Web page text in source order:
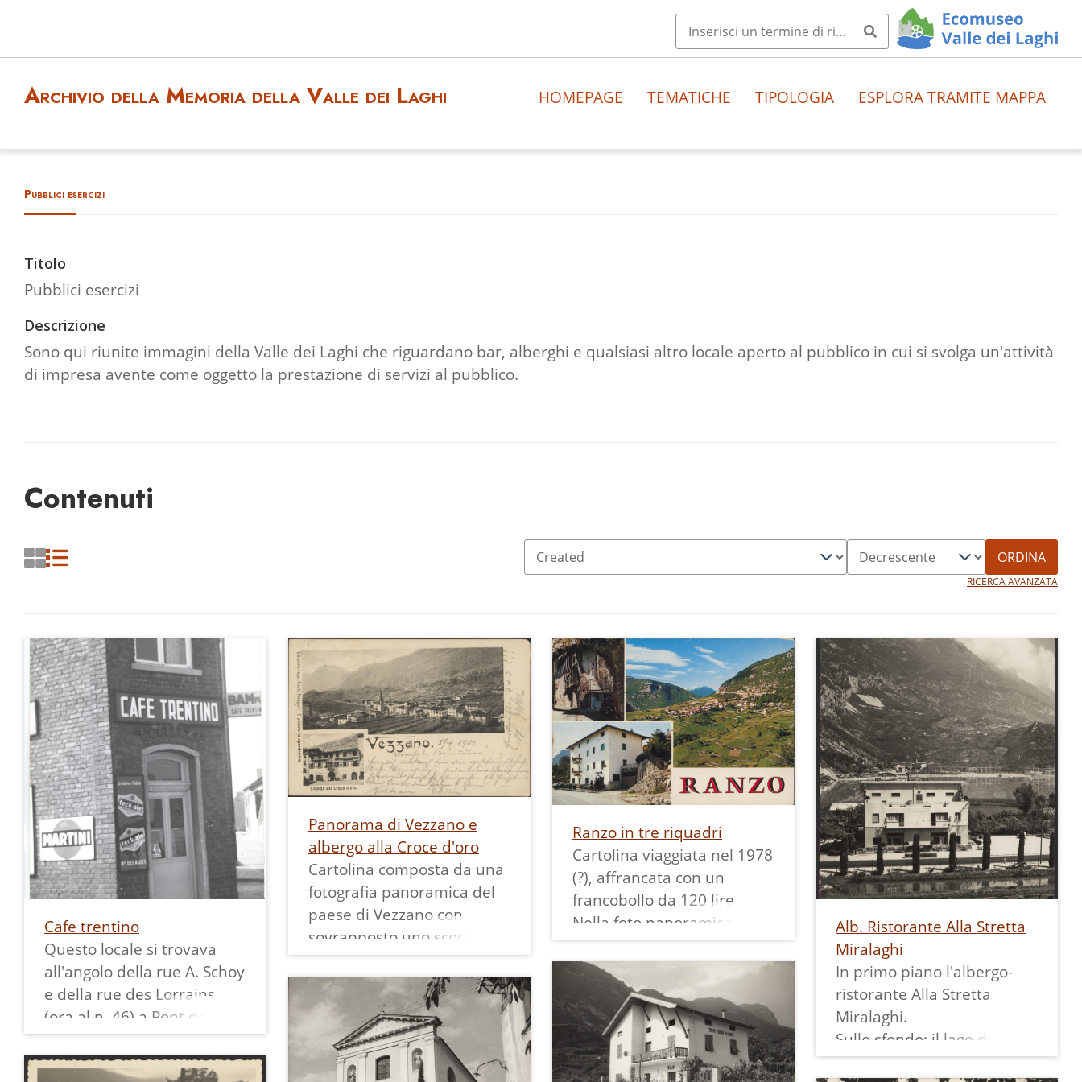
Archivio della Memoria della Valle dei Laghi HOMEPAGE TEMATICHE TIPOLOGIA ESPLORA TRAMITE MAPPA
Pubblici esercizi
Titolo
Pubblici esercizi
Descrizione
Sono qui riunite immagini della Valle dei Laghi che riguardano bar, alberghi e qualsiasi altro locale aperto al pubblico in cui si svolga un'attività
di impresa avente come oggetto la prestazione di servizi al pubblico.
Contenuti
ORDINA
RICERCA AVANZATA
Cafe trentino
Questo locale si trovava
all'angolo della rue A. Schoy
e della rue des Lorrains
(ora al n. 46) a Pont de
Loup. Era gestito da Faes
Enrico, originario di Ranzo,
Panorama di Vezzano e
albergo alla Croce d'oro
Cartolina composta da una
fotografia panoramica del
paese di Vezzano con
sovrapposto uno scorcio
della piazza. La panoramica
offre una chiara visuale
dell'impianto a croce del
paese con le case disposte
esclusivamente lungo via
Roma, via Dante e via
Ranzo in tre riquadri
Cartolina viaggiata nel 1978
(?), affrancata con un
francobollo da 120 lire.
Nella foto panoramica si
può notare la nuova strada
di Bael, che nella
progettazione iniziale
avrebbe dovuto
raggiungere Molveno, e
sullo sfondo le dolomiti di
Alb. Ristorante Alla Stretta
Miralaghi
In primo piano l'albergo-
ristorante Alla Stretta
Miralaghi.
Sullo sfondo: il lago di Santa
Massenza, la centrale e il